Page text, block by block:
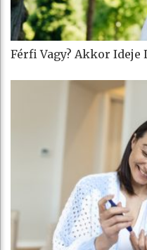
Férfi Vagy? Akkor Ideje